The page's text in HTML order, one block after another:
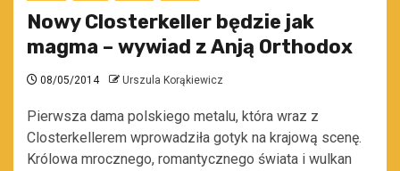
Nowy Closterkeller będzie jak
magma – wywiad z Anją Orthodox
08/05/2014 Urszula Korąkiewicz
Pierwsza dama polskiego metalu, która wraz z
Closterkellerem wprowadziła gotyk na krajową scenę.
Królowa mrocznego, romantycznego świata i wulkan